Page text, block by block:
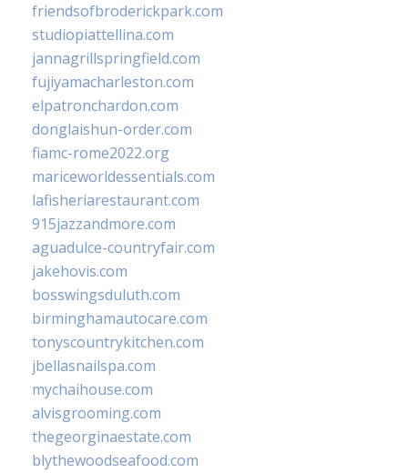
friendsofbroderickpark.com
studiopiattellina.com
jannagrillspringfield.com
fujiyamacharleston.com
elpatronchardon.com
donglaishun-order.com
fiamc-rome2022.org
mariceworldessentials.com
lafisheriarestaurant.com
915jazzandmore.com
aguadulce-countryfair.com
jakehovis.com
bosswingsduluth.com
birminghamautocare.com
tonyscountrykitchen.com
jbellasnailspa.com
mychaihouse.com
alvisgrooming.com
thegeorginaestate.com
blythewoodseafood.com